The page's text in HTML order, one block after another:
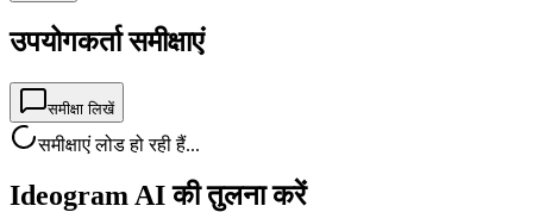
उपयोगकर्ता समीक्षाएं
समीक्षा लिखें
समीक्षाएं लोड हो रही हैं...
Ideogram AI की तुलना करें